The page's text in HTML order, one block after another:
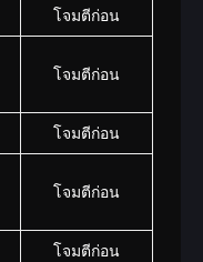
โจมตีก่อน
โจมตีก่อน
โจมตีก่อน
โจมตีก่อน
โจมตีก่อน